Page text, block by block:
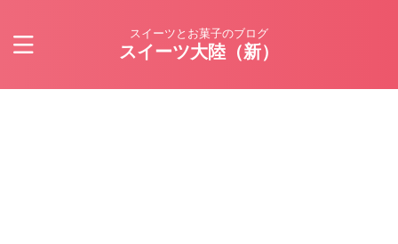
スイーツとお菓子のブログ
スイーツ大陸（新）